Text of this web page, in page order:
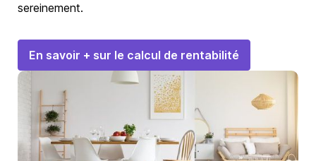
sereinement.
En savoir + sur le calcul de rentabilité